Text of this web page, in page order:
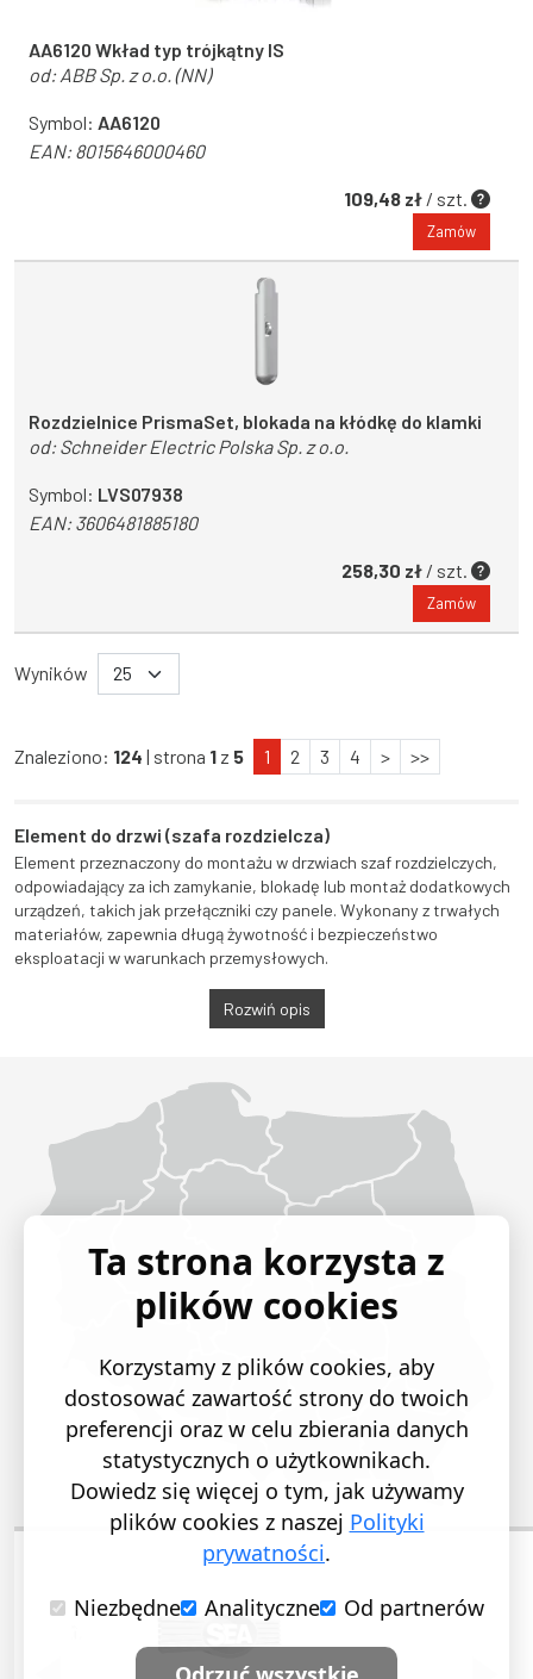
AA6120 Wkład typ trójkątny IS
od: ABB Sp. z o.o. (NN)
Symbol: AA6120
EAN:8015646000460
109,48 zł / szt.
Zamów
Rozdzielnice PrismaSet, blokada na kłódkę do klamki
od:Schneider Electric Polska Sp. z o.o.
Symbol: LVS07938
EAN:3606481885180
258,30 zł / szt.
Zamów
Wyników
Znaleziono: 124 | strona 1 z 5 1 2 3 4 > >>
Element do drzwi (szafa rozdzielcza)
Element przeznaczony do montażu w drzwiach szaf rozdzielczych,
odpowiadający za ich zamykanie, blokadę lub montaż dodatkowych
urządzeń, takich jak przełączniki czy panele. Wykonany z trwałych
materiałów, zapewnia długą żywotność i bezpieczeństwo
eksploatacji w warunkach przemysłowych.
Rozwiń opis
POPRZEDNI SLAJD
Ta strona korzysta z
plików cookies
Korzystamy z plików cookies, aby
dostosować zawartość strony do twoich
preferencji oraz w celu zbierania danych
statystycznych o użytkownikach.
Dowiedz się więcej o tym, jak używamy
plików cookies z naszej Polityki
prywatności.
Niezbędne
Analityczne Od partnerów